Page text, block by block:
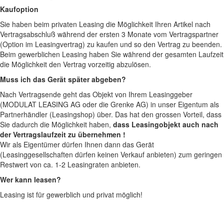
Kaufoption
Sie haben beim privaten Leasing die Möglichkeit Ihren Artikel nach
Vertragsabschluß während der ersten 3 Monate vom Vertragspartner
(Option im Leasingvertrag) zu kaufen und so den Vertrag zu beenden.
Beim gewerblichen Leasing haben Sie während der gesamten Laufzeit
die Möglichkeit den Vertrag vorzeitig abzulösen.
Muss ich das Gerät später abgeben?
Nach Vertragsende geht das Objekt von Ihrem Leasinggeber
(MODULAT LEASING AG oder die Grenke AG) in unser Eigentum als
Partnerhändler (Leasingshop) über. Das hat den grossen Vorteil, dass
Sie dadurch die Möglichkeit haben, dass Leasingobjekt auch nach
der Vertragslaufzeit zu übernehmen !
Wir als Eigentümer dürfen Ihnen dann das Gerät
(Leasinggesellschaften dürfen keinen Verkauf anbieten) zum geringen
Restwert von ca. 1-2 Leasingraten anbieten.
Wer kann leasen?
Leasing ist für gewerblich und privat möglich!